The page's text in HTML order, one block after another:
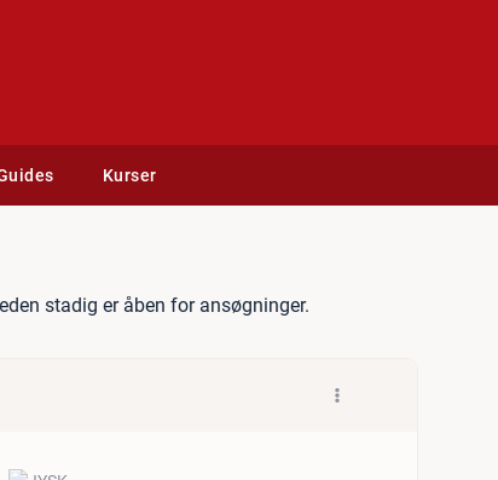
Kurser
Ballerup
stadig er åben for ansøgninger.